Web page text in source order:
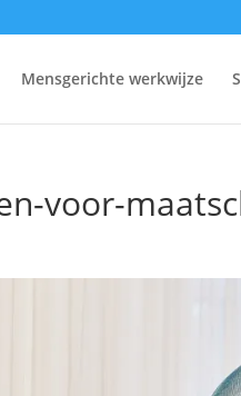
Mensgerichte werkwijze
voor-